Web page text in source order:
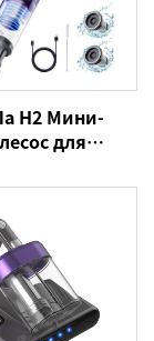
H2 Мини-
для
пылесос
домашних
Средства по
автомобилем
чистка